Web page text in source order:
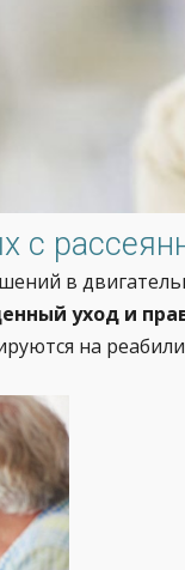
с
в
уход и
на